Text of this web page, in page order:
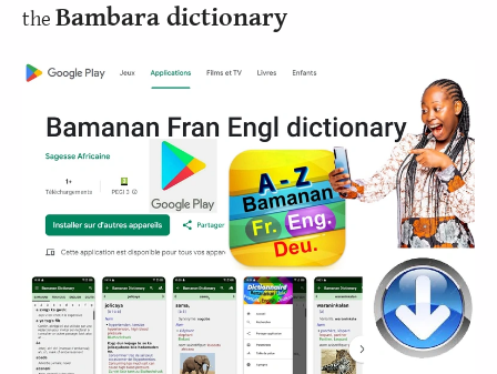
the Bambara dictionary